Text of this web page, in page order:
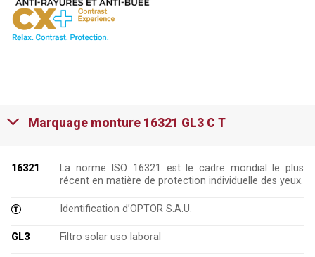
Marquage monture 16321 GL3 C T
16321
La norme ISO 16321 est le cadre mondial le plus
récent en matière de protection individuelle des yeux.
Identification d’OPTOR S.A.U.
GL3 Filtro solar uso laboral